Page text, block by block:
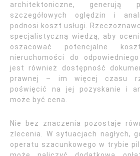
architektoniczne, generują
szczegółowych oględzin i
podnosi koszt usługi.
specjalistyczną wiedzą, aby
oszacować potencjalne
nieruchomości do
jest również dostępność
prawnej – im więcej czasu
poświęcić na jej pozyskanie i
może być cena.
Nie bez znaczenia pozostaje
zlecenia. W sytuacjach nagłych,
operatu szacunkowego w trybie